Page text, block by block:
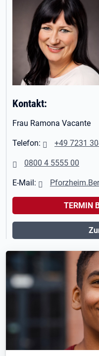
Kontakt:
Frau Ramona Vacante
Telefon: +49 7231
0800 4 5555 00
E-Mail:
TERMIN